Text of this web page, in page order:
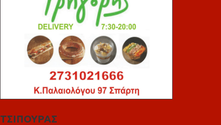
ΤΣΙΠΟΥΡΑΣ